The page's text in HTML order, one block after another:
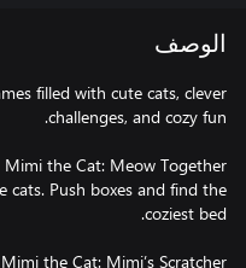
الوصف
filled with cute cats, clever
cats. Push boxes and find the